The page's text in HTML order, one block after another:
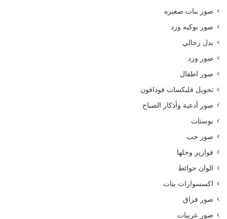
صور بنات صغيره
صور بوكيه ورد
بدل رجالي
صور ورد
صور اطفال
تحويل فليكسات فودافون
صور أدعية وأذكار الصباح
بوستات
صور حب
فوازير وحلها
الوان حوائط
اكسسوارات بنات
صور فراق
صور عربيات